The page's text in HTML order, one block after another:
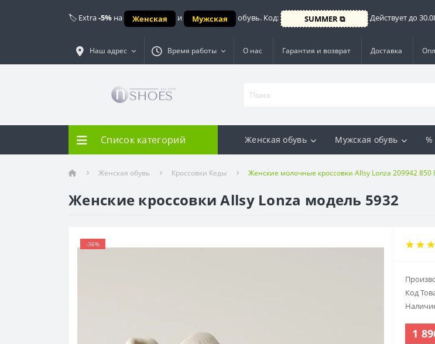
🏷️ Extra-5% на Женская и Мужская обувь. Код: SUMMER ⧉ Действует до
Наш адрес Время работы О нас Гарантия и возврат Доставка
Список категорий Женская обувь Мужская обувь
Женская обувь Кроссовки Кеды Женские молочные кроссовки Allsy Lonza 209942
Женские кроссовки Allsy Lonza модель 5932
-36%
Код
1